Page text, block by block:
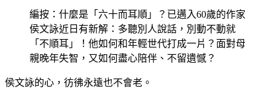
編按：什麼是「六十而耳順」？已邁入60歲的作家
侯文詠近日有新解：多聽別人說話，別動不動就
「不順耳」！他如何和年輕世代打成一片？面對母
親晚年失智，又如何盡心陪伴、不留遺憾？
侯文詠的心，彷彿永遠也不會老。